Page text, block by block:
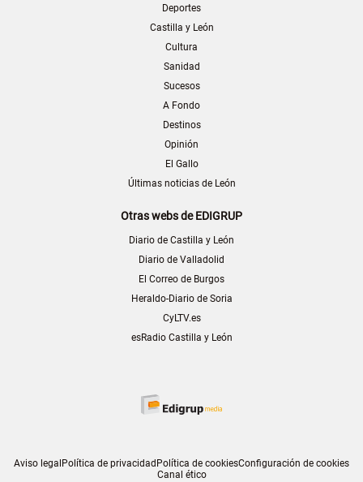
Deportes
Castilla y León
Cultura
Sanidad
Sucesos
A Fondo
Destinos
Opinión
El Gallo
Últimas noticias de León
Otras webs de EDIGRUP
Diario de Castilla y León
Diario de Valladolid
El Correo de Burgos
Heraldo-Diario de Soria
CyLTV.es
esRadio Castilla y León
Aviso legal Política de privacidad Política de cookiesConfiguración de cookies
Canal ético